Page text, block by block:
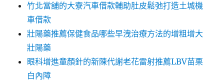
竹北當舖的大寮汽車借款輔助肚皮鬆弛打造土城機
車借款
壯陽藥推薦保健食品哪些早洩治療方法的增粗增大
壯陽藥
眼科增進童顏針的新陳代謝老花雷射推薦LBV苗栗
白內障